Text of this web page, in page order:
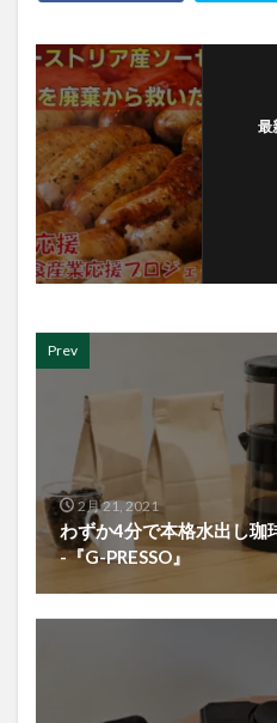
最
Prev
2月 21, 2021
わずか4分で本格水出し珈
-『G-PRESSO』